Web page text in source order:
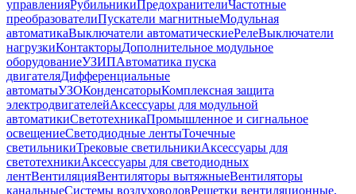
управленияРубильникиПредохранителиЧастотные
преобразователиПускатели магнитныеМодульная
автоматикаВыключатели автоматическиеРелеВыключатели
нагрузкиКонтакторыДополнительное модульное
оборудованиеУЗИПАвтоматика пуска
двигателяДифференциальные
автоматыУЗОКонденсаторыКомплексная защита
электродвигателейАксессуары для модульной
автоматикиСветотехникаПромышленное и сигнальное
освещениеСветодиодные лентыТочечные
светильникиТрековые светильникиАксессуары для
светотехникиАксессуары для светодиодных
лентВентиляцияВентиляторы вытяжныеВентиляторы
канальныеСистемы воздуховодовРешетки вентиляционные,